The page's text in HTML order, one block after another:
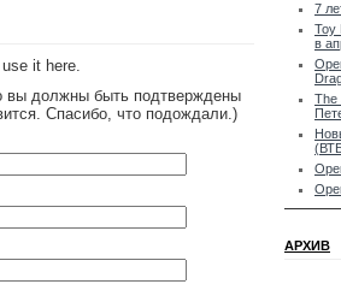
it here.
вы должны быть подтверждены
Спасибо, что подождали.)
7
Toy
в
The
АРХИВ